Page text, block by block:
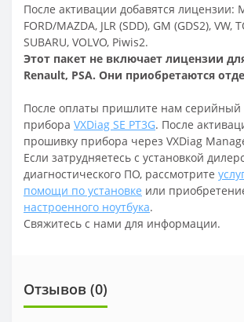
После активации добавятся лицензии:
FORD/MAZDA, JLR (SDD), GM (GDS2), VW,
SUBARU, VOLVO, Piwis2.
Этот пакет не включает лицензии для
Renault, PSA. Они приобретаются
После оплаты пришлите нам
прибора VXDiag SE PT3G. После
прошивку прибора через VXDiag
Если затрудняетесь с установкой
диагностического ПО, рассмотрите
помощи по установке или
настроенного ноутбука.
Свяжитесь с нами для информации.
Отзывов (0)